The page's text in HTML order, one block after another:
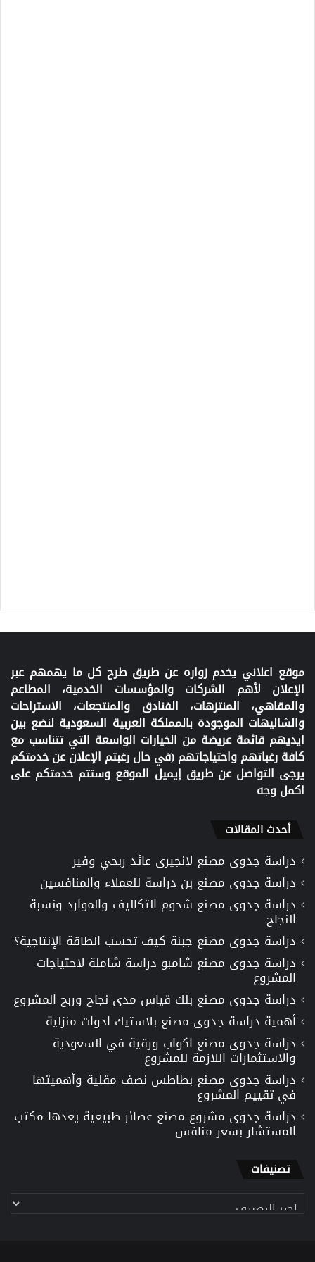
موقع اعلاني يخدم زواره عن طريق طرح كل ما يهمهم عبر
الإعلان لأهم الشركات والمؤسسات الخدمية، المطاعم
والمقاهي، المنتزهات، الفنادق والمنتجعات، الاستراحات
والشاليهات الموجودة بالمملكة العربية السعودية لنضع بين
ايديهم قائمة عريضة من الخيارات الواسعة التي تتناسب مع
كافة رغباتهم واحتياجاتهم (في حال رغبتم الإعلان عن خدمتكم
يرجى التواصل عن طريق إيميل الموقع وستتم خدمتكم على
اكمل وجه
أحدث المقالات
دراسة جدوى مصنع لانجيرى عائد ربحي وفير
دراسة جدوى مصنع بن دراسة للعملاء والمنافسين
دراسة جدوى مصنع شحوم التكاليف والموارد ونسبة
النجاح
دراسة جدوى مصنع جبنة كيف تحسب الطاقة الإنتاجية؟
دراسة جدوى مصنع شامبو دراسة شاملة لاحتياجات
المشروع
دراسة جدوى مصنع بلك قياس مدى نجاح وربح المشروع
أهمية دراسة جدوى مصنع بلاستيك ادوات منزلية
دراسة جدوى مصنع اكواب ورقية في السعودية
والاستثمارات اللازمة للمشروع
دراسة جدوى مصنع بطاطس نصف مقلية وأهميتها
في تقييم المشروع
دراسة جدوى مشروع مصنع عصائر طبيعية يعدها مكتب
المستشار بسعر منافس
تصنيفات
تصنيفات